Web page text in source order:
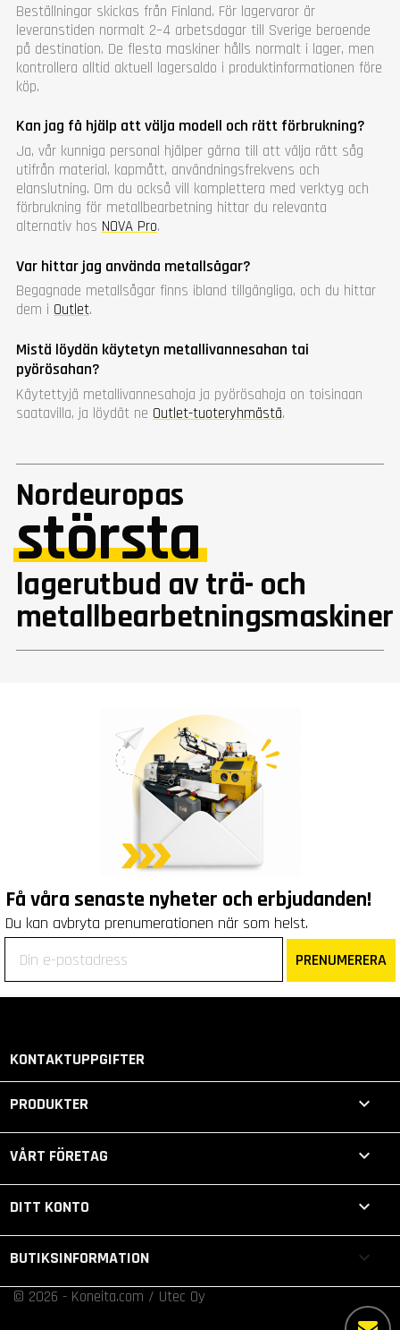
Beställningar skickas från Finland. För lagervaror är
leveranstiden normalt 2–4 arbetsdagar till Sverige beroende
på destination. De flesta maskiner hålls normalt i lager, men
kontrollera alltid aktuell lagersaldo i produktinformationen före
köp.
Kan jag få hjälp att välja modell och rätt förbrukning?
Ja, vår kunniga personal hjälper gärna till att välja rätt såg
utifrån material, kapmått, användningsfrekvens och
elanslutning. Om du också vill komplettera med verktyg och
förbrukning för metallbearbetning hittar du relevanta
alternativ hos NOVA Pro.
Var hittar jag använda metallsågar?
Begagnade metallsågar finns ibland tillgängliga, och du hittar
dem i Outlet.
Mistä löydän käytetyn metallivannesahan tai
pyörösahan?
Käytettyjä metallivannesahoja ja pyörösahoja on toisinaan
saatavilla, ja löydät ne Outlet-tuoteryhmästä.
Nordeuropas
största
lagerutbud av trä- och
metallbearbetningsmaskiner
Få våra senaste nyheter och erbjudanden!
Du kan avbryta prenumerationen när som helst.
PRENUMERERA
KONTAKTUPPGIFTER
PRODUKTER 
VÅRT FÖRETAG 
DITT KONTO 
BUTIKSINFORMATION keyboard_arrow_down
© 2026 - Koneita.com / Utec Oy